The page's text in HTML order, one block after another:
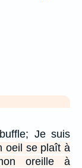
Je suis
oeil se plaît à
oreille à